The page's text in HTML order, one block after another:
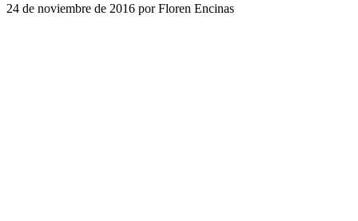
24 de noviembre de 2016 por Floren Encinas